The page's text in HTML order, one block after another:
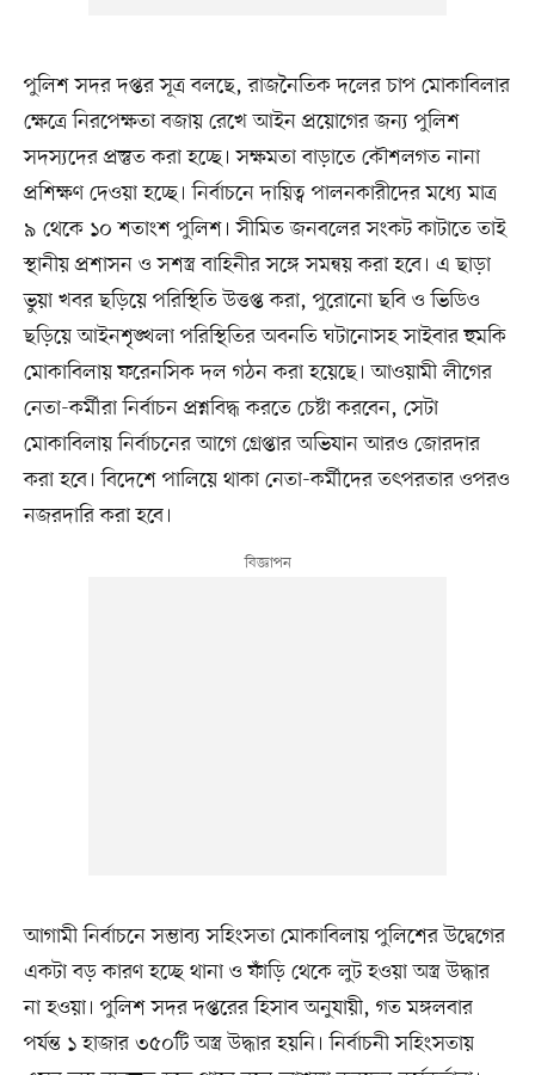
পুলিশ সদর দপ্তর সূত্র বলছে, রাজনৈতিক দলের চাপ মোকাবিলার
ক্ষেত্রে নিরপেক্ষতা বজায় রেখে আইন প্রয়োগের জন্য পুলিশ
সদস্যদের প্রস্তুত করা হচ্ছে। সক্ষমতা বাড়াতে কৌশলগত নানা
প্রশিক্ষণ দেওয়া হচ্ছে। নির্বাচনে দায়িত্ব পালনকারীদের মধ্যে মাত্র
৯ থেকে ১০ শতাংশ পুলিশ। সীমিত জনবলের সংকট কাটাতে তাই
স্থানীয় প্রশাসন ও সশস্ত্র বাহিনীর সঙ্গে সমন্বয় করা হবে। এ ছাড়া
ভুয়া খবর ছড়িয়ে পরিস্থিতি উত্তপ্ত করা, পুরোনো ছবি ও ভিডিও
ছড়িয়ে আইনশৃঙ্খলা পরিস্থিতির অবনতি ঘটানোসহ সাইবার হুমকি
মোকাবিলায় ফরেনসিক দল গঠন করা হয়েছে। আওয়ামী লীগের
নেতা-কর্মীরা নির্বাচন প্রশ্নবিদ্ধ করতে চেষ্টা করবেন, সেটা
মোকাবিলায় নির্বাচনের আগে গ্রেপ্তার অভিযান আরও জোরদার
করা হবে। বিদেশে পালিয়ে থাকা নেতা-কর্মীদের তৎপরতার ওপরও
নজরদারি করা হবে।
আগামী নির্বাচনে সম্ভাব্য সহিংসতা মোকাবিলায় পুলিশের উদ্বেগের
একটা বড় কারণ হচ্ছে থানা ও ফাঁড়ি থেকে লুট হওয়া অস্ত্র উদ্ধার
না হওয়া। পুলিশ সদর দপ্তরের হিসাব অনুযায়ী, গত মঙ্গলবার
পর্যন্ত ১ হাজার ৩৫০টি অস্ত্র উদ্ধার হয়নি। নির্বাচনী সহিংসতায়